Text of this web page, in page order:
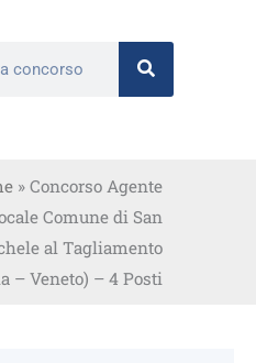
» Concorso Agente
Comune di San
al Tagliamento
– Veneto) – 4 Posti